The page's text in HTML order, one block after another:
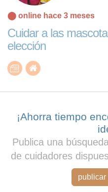
⬤ online hace 3 meses
Cuidar a las
elección
¡Ahorra tiempo
Publica una
de cuidadores
publicar